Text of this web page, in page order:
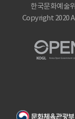
한국문화예술
Copyright 2020